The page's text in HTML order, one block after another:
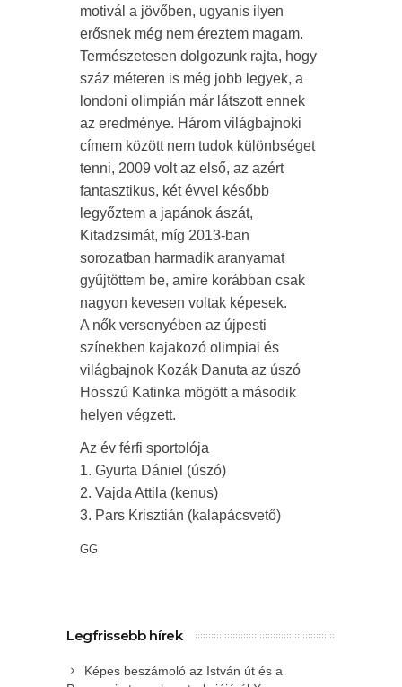
motivál a jövőben, ugyanis ilyen
erősnek még nem éreztem magam.
Természetesen dolgozunk rajta, hogy
száz méteren is még jobb legyek, a
londoni olimpián már látszott ennek
az eredménye. Három világbajnoki
címem között nem tudok különbséget
tenni, 2009 volt az első, az azért
fantasztikus, két évvel később
legyőztem a japánok ászát,
Kitadzsimát, míg 2013-ban
sorozatban harmadik aranyamat
gyűjtöttem be, amire korábban csak
nagyon kevesen voltak képesek.
A nők versenyében az újpesti
színekben kajakozó olimpiai és
világbajnok Kozák Danuta az úszó
Hosszú Katinka mögött a második
helyen végzett.
Az év férfi sportolója
1. Gyurta Dániel (úszó)
2. Vajda Attila (kenus)
3. Pars Krisztián (kalapácsvető)
GG
Legfrissebb hírek
Képes beszámoló az István út és a